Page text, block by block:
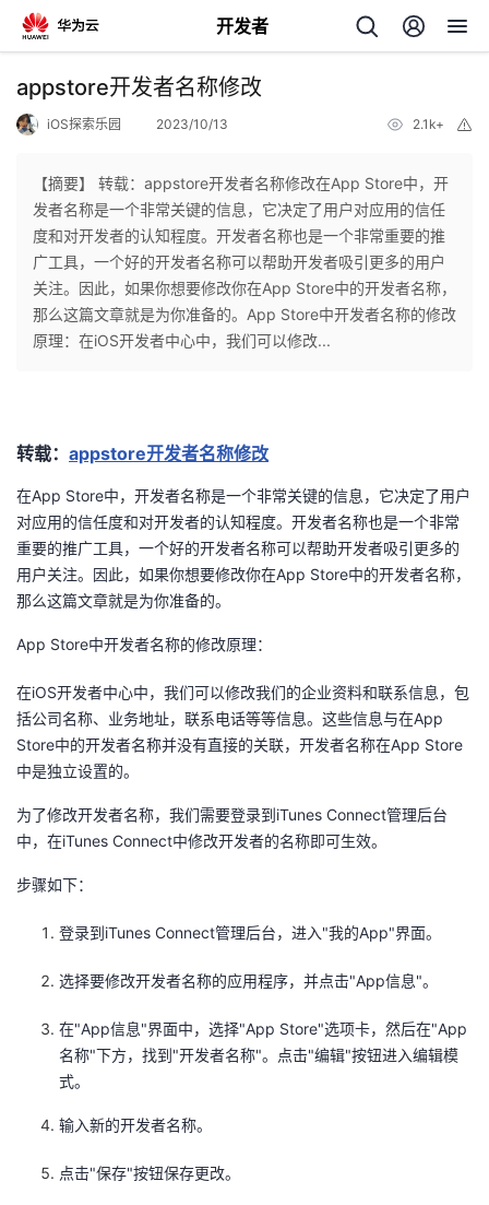
开发者
返
个
人
我
者
我
博
客
的
论
我
的
子
我
直
播
的
活
我
的
发
者
堂
我
课
程
的
认
我
的
我
Programs
的
支
我
的
术
支
我
云
声
appstore开发者名称修改
iOS探索乐园 2023/10/13 2.1k+
【摘要】 ​转载：appstore开发者名称修改在App Store中，开
发者名称是一个非常关键的信息，它决定了用户对应用的信任
度和对开发者的认知程度。开发者名称也是一个非常重要的推
广工具，一个好的开发者名称可以帮助开发者吸引更多的用户
关注。因此，如果你想要修改你在App Store中的开发者名称，
那么这篇文章就是为你准备的。App Store中开发者名称的修改
原理：在iOS开发者中心中，我们可以修改...
转载： appstore开发者名称修改
在App Store中，开发者名称是一个非常关键的信息，它决定了用户
对应用的信任度和对开发者的认知程度。开发者名称也是一个非常
重要的推广工具，一个好的开发者名称可以帮助开发者吸引更多的
用户关注。因此，如果你想要修改你在App Store中的开发者名称，
那么这篇文章就是为你准备的。
App Store中开发者名称的修改原理：
在iOS开发者中心中，我们可以修改我们的企业资料和联系信息，包
括公司名称、业务地址，联系电话等等信息。这些信息与在App
Store中的开发者名称并没有直接的关联，开发者名称在App Store
中是独立设置的。
为了修改开发者名称，我们需要登录到iTunes Connect管理后台
中，在iTunes Connect中修改开发者的名称即可生效。
步骤如下：
登录到iTunes Connect管理后台，进入"我的App"界面。
选择要修改开发者名称的应用程序，并点击"App信息"。
在"App信息"界面中，选择"App Store"选项卡，然后在"App
名称"下方，找到"开发者名称"。点击"编辑"按钮进入编辑模
式。
输入新的开发者名称。
点击"保存"按钮保存更改。